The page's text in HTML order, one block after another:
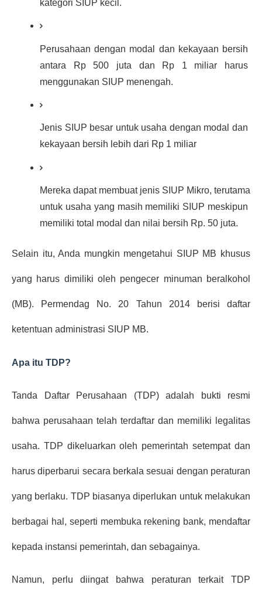
kategori SIUP kecil.
Perusahaan dengan modal dan kekayaan bersih
antara Rp 500 juta dan Rp 1 miliar harus
menggunakan SIUP menengah.
Jenis SIUP besar untuk usaha dengan modal dan
kekayaan bersih lebih dari Rp 1 miliar
Mereka dapat membuat jenis SIUP Mikro, terutama
untuk usaha yang masih memiliki SIUP meskipun
memiliki total modal dan nilai bersih Rp. 50 juta.
Selain itu, Anda mungkin mengetahui SIUP MB khusus
yang harus dimiliki oleh pengecer minuman beralkohol
(MB). Permendag No. 20 Tahun 2014 berisi daftar
ketentuan administrasi SIUP MB.
Apa itu TDP?
Tanda Daftar Perusahaan (TDP) adalah bukti resmi
bahwa perusahaan telah terdaftar dan memiliki legalitas
usaha. TDP dikeluarkan oleh pemerintah setempat dan
harus diperbarui secara berkala sesuai dengan peraturan
yang berlaku. TDP biasanya diperlukan untuk melakukan
berbagai hal, seperti membuka rekening bank, mendaftar
kepada instansi pemerintah, dan sebagainya.
Namun, perlu diingat bahwa peraturan terkait TDP